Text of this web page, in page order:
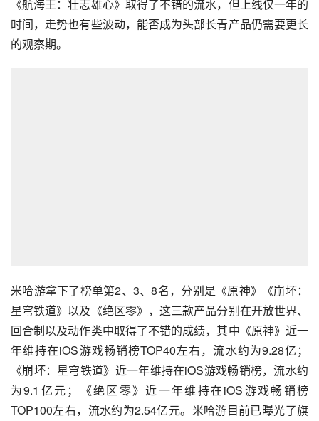
《航海王：壮志雄心》取得了不错的流水，但上线仅一年的
时间，走势也有些波动，能否成为头部长青产品仍需要更长
的观察期。
米哈游拿下了榜单第2、3、8名，分别是《原神》《崩坏：
星穹铁道》以及《绝区零》，这三款产品分别在开放世界、
回合制以及动作类中取得了不错的成绩，其中《原神》近一
年维持在iOS游戏畅销榜TOP40左右，流水约为9.28亿；
《崩坏：星穹铁道》近一年维持在iOS游戏畅销榜，流水约
为9.1亿元；《绝区零》近一年维持在iOS游戏畅销榜
TOP100左右，流水约为2.54亿元。米哈游目前已曝光了旗